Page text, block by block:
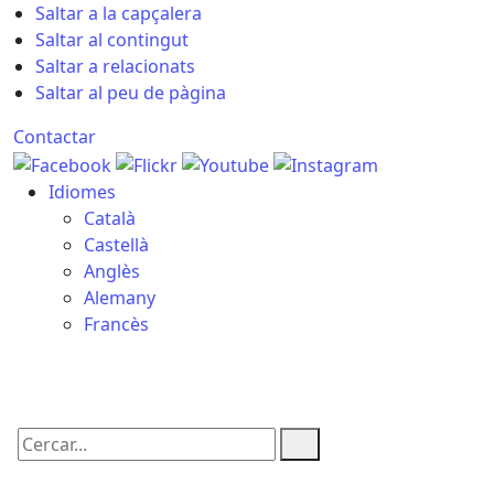
Saltar a la capçalera
Saltar al contingut
Saltar a relacionats
Saltar al peu de pàgina
Contactar
Idiomes
Català
Castellà
Anglès
Alemany
Francès
Cercar: